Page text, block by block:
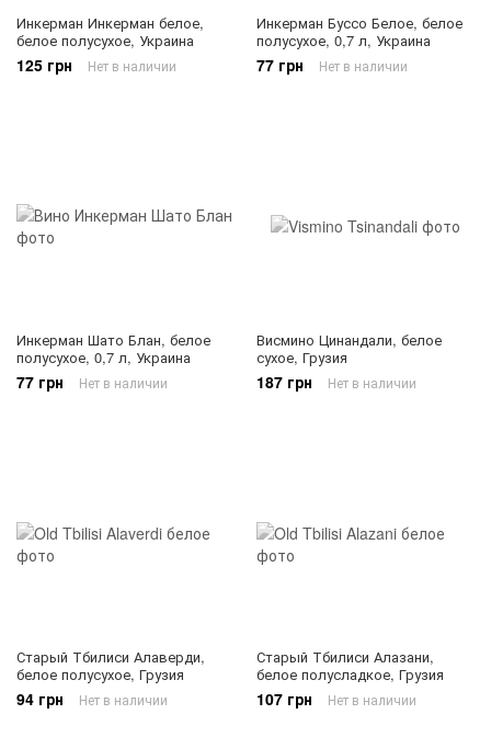
Инкерман Инкерман белое,
белое полусухое, Украина
125 грн Нет в наличии
Инкерман Буссо Белое, белое
полусухое, 0,7 л, Украина
77 грн Нет в наличии
Инкерман Шато Блан, белое
полусухое, 0,7 л, Украина
77 грн Нет в наличии
Висмино Цинандали, белое
сухое, Грузия
187 грн Нет в наличии
Старый Тбилиси Алаверди,
белое полусухое, Грузия
94 грн Нет в наличии
Старый Тбилиси Алазани,
белое полусладкое, Грузия
107 грн Нет в наличии